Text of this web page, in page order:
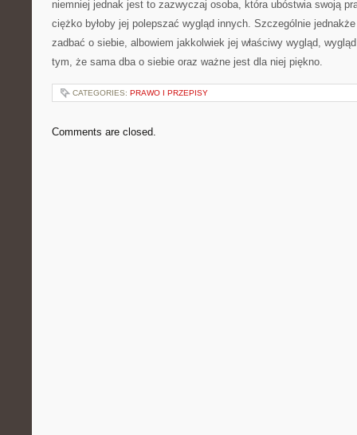
niemniej jednak jest to zazwyczaj osoba, która ubóstwia swoją
ciężko byłoby jej polepszać wygląd innych. Szczególnie
zadbać o siebie, albowiem jakkolwiek jej właściwy wygląd,
tym, że sama dba o siebie oraz ważne jest dla niej piękno.
CATEGORIES: PRAWO I PRZEPISY
Comments are closed.